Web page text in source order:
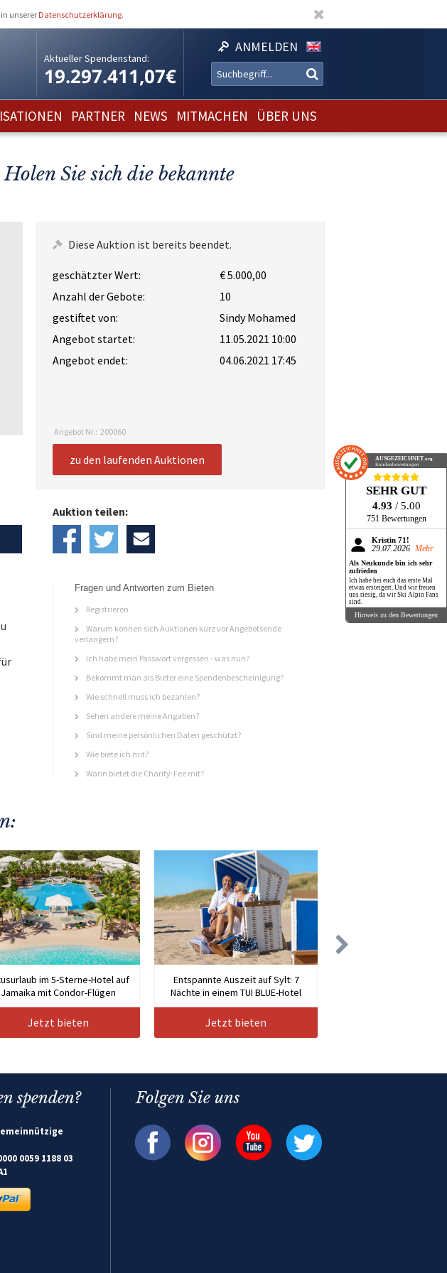
unserer Datenschutzerklärung.
Aktueller Spendenstand:
19.297.411,07€
ANMELDEN
PARTNER NEWS MITMACHEN ÜBER UNS
Sie sich die bekannte
Diese Auktion ist bereits beendet.
geschätzter Wert:
€ 5.000,00
Anzahl der Gebote:
10
gestiftet von:
Sindy Mohamed
Angebot startet:
11.05.2021 10:00
Angebot endet:
04.06.2021 17:45
Angebot Nr.: 200060
zu den laufenden Auktionen
Auktion teilen:
Fragen und Antworten zum Bieten
Registrieren
Warum können sich Auktionen kurz vor Angebotsende
verlängern?
Ich habe mein Passwort vergessen - was nun?
Bekommt man als Bieter eine Spendenbescheinigung?
Wie schnell muss ich bezahlen?
Sehen andere meine Angaben?
Sind meine persönlichen Daten geschützt?
Wie biete ich mit?
Wann bietet die Charity-Fee mit?
im 5-Sterne-Hotel auf
Jamaika mit Condor-Flügen
Jetzt bieten
Entspannte Auszeit auf Sylt: 7
Nächte in einem TUI BLUE-Hotel
Jetzt bieten
spenden?
0059 1188 03
Folgen Sie uns
AUSGEZEICHNET .org
Kundenbewertungen
SEHR GUT
4.93 / 5.00
751 Bewertungen
Kristin 71!
29.07.2026 Mehr
Als Neukunde bin ich sehr
zufrieden
Ich habe bei euch das erste Mal
etwas ersteigert. Und wir freuen
uns riesig, da wir Ski Alpin Fans
sind.
Hinweis zu den Bewertungen